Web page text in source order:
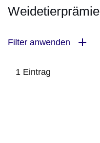
Weidetierprämie
Filter anwenden
1 Eintrag